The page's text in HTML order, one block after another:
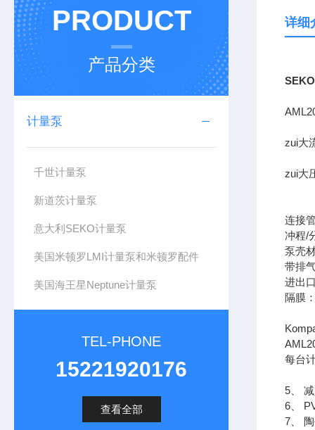
PRODUCT
产品分类
计量泵
千世计量泵
新道茨计量泵
意大利SEKO计量泵
美国米顿罗LMI计量泵和米顿罗配件
美国海王星Neptune计量泵
TEL-PHONE
15221920176
查看全部
详细
zui大
zui大
连接
冲程/
泵壳
带排
进出
隔膜
每台
5、
6、
7、